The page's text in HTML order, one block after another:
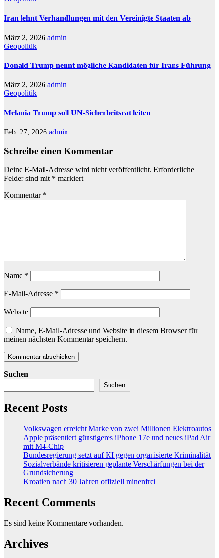
Iran lehnt Verhandlungen mit den Vereinigte Staaten ab
März 2, 2026 admin
Geopolitik
Donald Trump nennt mögliche Kandidaten für Irans Führung
März 2, 2026 admin
Geopolitik
Melania Trump soll UN-Sicherheitsrat leiten
Feb. 27, 2026 admin
Schreibe einen Kommentar
Deine E-Mail-Adresse wird nicht veröffentlicht. Erforderliche
Felder sind mit * markiert
Kommentar *
Name *
E-Mail-Adresse *
Website
Name, E-Mail-Adresse und Website in diesem Browser für
meinen nächsten Kommentar speichern.
Suchen
Suchen
Recent Posts
Volkswagen erreicht Marke von zwei Millionen Elektroautos
Apple präsentiert günstigeres iPhone 17e und neues iPad Air
mit M4-Chip
Bundesregierung setzt auf KI gegen organisierte Kriminalität
Sozialverbände kritisieren geplante Verschärfungen bei der
Grundsicherung
Kroatien nach 30 Jahren offiziell minenfrei
Recent Comments
Es sind keine Kommentare vorhanden.
Archives